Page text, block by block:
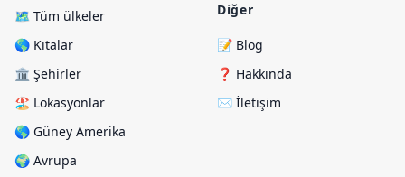
🗺️ Tüm ülkeler
🌎 Kıtalar
🏛️ Şehirler
🏖️ Lokasyonlar
🌎 Güney Amerika
🌍 Avrupa
Diğer
📝 Blog
❓ Hakkında
✉️ İletişim